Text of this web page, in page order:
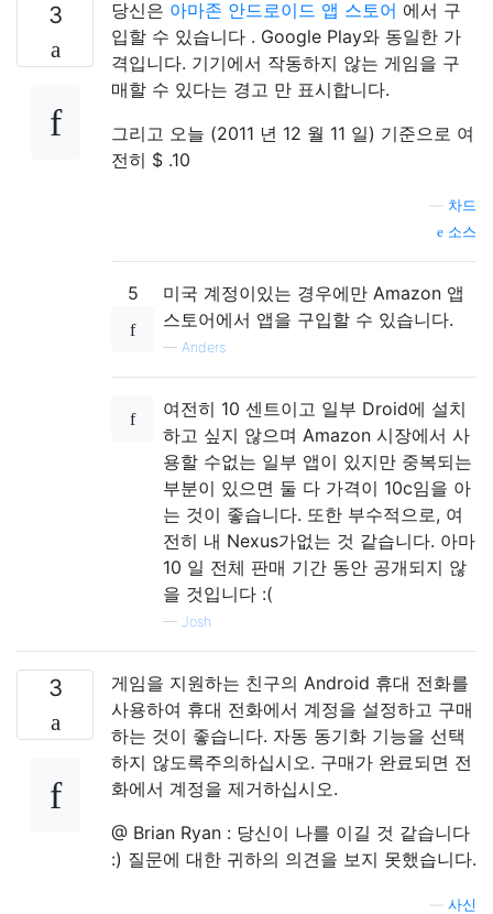
3 당신은 아마존 안드로이드 앱 스토어 에서 구
입할 수 있습니다 . Google Play와 동일한 가
격입니다. 기기에서 작동하지 않는 게임을 구
매할 수 있다는 경고 만 표시합니다.
그리고 오늘 (2011 년 12 월 11 일) 기준으로 여
전히 $ .10
차드
소스
5
미국 계정이있는 경우에만 Amazon 앱
스토어에서 앱을 구입할 수 있습니다.
— Anders
여전히 10 센트이고 일부 Droid에 설치
하고 싶지 않으며 Amazon 시장에서 사
용할 수없는 일부 앱이 있지만 중복되는
부분이 있으면 둘 다 가격이 10c임을 아
는 것이 좋습니다. 또한 부수적으로, 여
전히 내 Nexus가없는 것 같습니다. 아마
10 일 전체 판매 기간 동안 공개되지 않
을 것입니다 :(
— Josh
3
게임을 지원하는 친구의 Android 휴대 전화를
사용하여 휴대 전화에서 계정을 설정하고 구매
하는 것이 좋습니다. 자동 동기화 기능을 선택
하지 않도록주의하십시오. 구매가 완료되면 전
화에서 계정을 제거하십시오.
@ Brian Ryan : 당신이 나를 이길 것 같습니다
:) 질문에 대한 귀하의 의견을 보지 못했습니다.
사신